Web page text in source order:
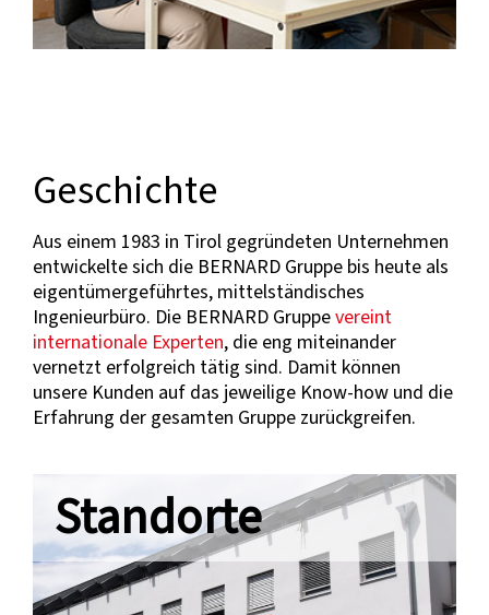
Geschichte
Aus einem 1983 in Tirol gegründeten Unternehmen
entwickelte sich die BERNARD Gruppe bis heute als
eigentümergeführtes, mittelständisches
Ingenieurbüro. Die BERNARD Gruppevereint
internationale Experten, die eng miteinander
vernetzt erfolgreich tätig sind. Damit können
unsere Kunden auf das jeweilige Know-how und die
Erfahrung der gesamten Gruppe zurückgreifen.
Standorte